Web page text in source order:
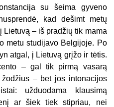
su šeima gyveno
kad dešimt metų
– iš pradžių tik mama
metu studijavo Belgijoje. Po
atgal, į Lietuvą grįžo ir tėtis.
– gal tik pirmą vasarą
– bet jos intonacijos
užduodama klausimą
ar šiek tiek stipriau, nei